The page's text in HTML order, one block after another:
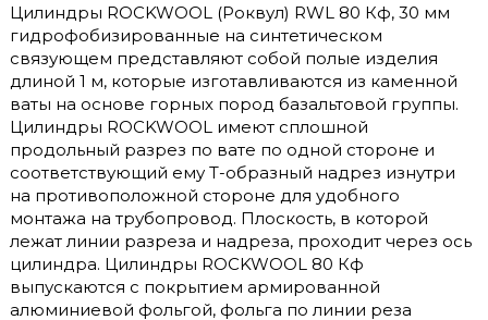
Цилиндры ROCKWOOL (Роквул) RWL 80 Кф, 30 мм
гидрофобизированные на синтетическом
связующем представляют собой полые изделия
длиной 1 м, которые изготавливаются из каменной
ваты на основе горных пород базальтовой группы.
Цилиндры ROCKWOOL имеют сплошной
продольный разрез по вате по одной стороне и
соответствующий ему Т-образный надрез изнутри
на противоположной стороне для удобного
монтажа на трубопровод. Плоскость, в которой
лежат линии разреза и надреза, проходит через ось
цилиндра. Цилиндры ROCKWOOL 80 Кф
выпускаются с покрытием армированной
алюминиевой фольгой, фольга по линии реза